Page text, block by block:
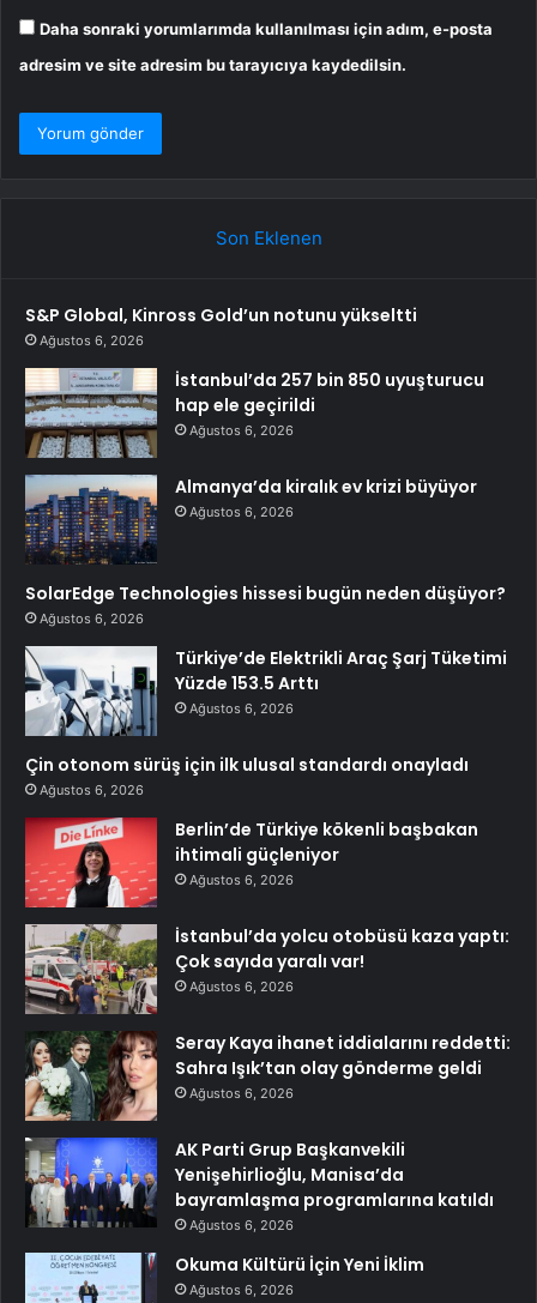
Daha sonraki yorumlarımda kullanılması için adım, e-posta
adresim ve site adresim bu tarayıcıya kaydedilsin.
Son Eklenen
S&P Global, Kinross Gold’un notunu yükseltti
Ağustos 6, 2026
İstanbul’da 257 bin 850 uyuşturucu
hap ele geçirildi
Ağustos 6, 2026
Almanya’da kiralık ev krizi büyüyor
Ağustos 6, 2026
SolarEdge Technologies hissesi bugün neden düşüyor?
Ağustos 6, 2026
Türkiye’de Elektrikli Araç Şarj Tüketimi
Yüzde 153.5 Arttı
Ağustos 6, 2026
Çin otonom sürüş için ilk ulusal standardı onayladı
Ağustos 6, 2026
Berlin’de Türkiye kökenli başbakan
ihtimali güçleniyor
Ağustos 6, 2026
İstanbul’da yolcu otobüsü kaza yaptı:
Çok sayıda yaralı var!
Ağustos 6, 2026
Seray Kaya ihanet iddialarını reddetti:
Sahra Işık’tan olay gönderme geldi
Ağustos 6, 2026
AK Parti Grup Başkanvekili
Yenişehirlioğlu, Manisa’da
bayramlaşma programlarına katıldı
Ağustos 6, 2026
Okuma Kültürü İçin Yeni İklim
Ağustos 6, 2026